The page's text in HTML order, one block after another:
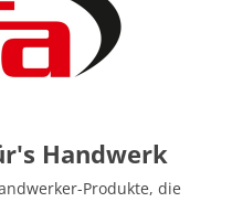
Handwerk
Produkte, die